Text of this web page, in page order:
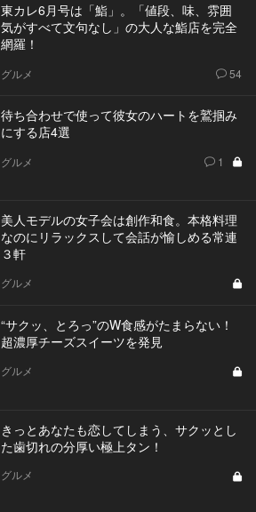
東カレ6月号は「鮨」。「値段、味、雰囲
気がすべて文句なし」の大人な鮨店を完全
網羅！
グルメ 54
待ち合わせで使って彼女のハートを鷲掴み
にする店4選
グルメ 1
美人モデルの女子会は創作和食。本格料理
なのにリラックスして会話が愉しめる常連
３軒
グルメ
“サクッ、とろっ”のW食感がたまらない！
超濃厚チーズスイーツを発見
グルメ
きっとあなたも恋してしまう、サクッとし
た歯切れの分厚い極上タン！
グルメ